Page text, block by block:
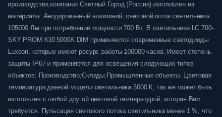
производства компании Светлый Город (Россия) изготовлен из
материала: Анодированный алюминий, световой поток светильника
105000 Лм при потреблении мощности 700 Вт. В светильнике LC 700-
SKY PROM К30 5000K DIM применяются современные светодиоды
Luxeon, которые имеют ресурс работы 100000 часов. Имеет степень
защиты IP67 и применяется для освещения следующих типов
объектов: Производство;Склады;Промышленные объекты. Цветовая
температура данной модели светильника 5000 К, так же может быть
изготовлен с любой другой цветовой температурой, которая Вам
требуется. Пульсация светового потока светильника менее 1 %, что